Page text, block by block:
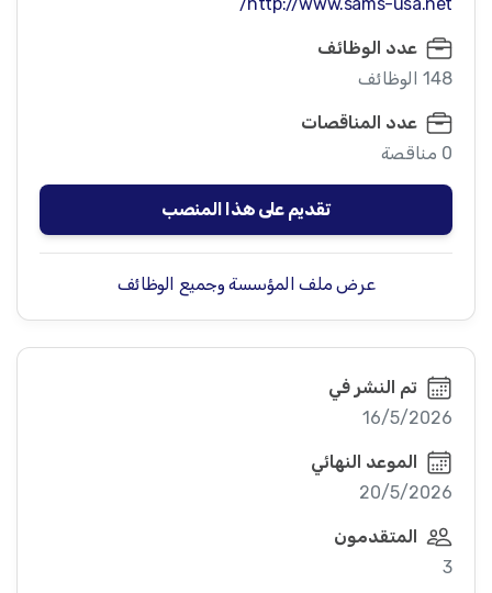
عدد الوظائف
148 الوظائف
عدد المناقصات
0 مناقصة
تقديم على هذا المنصب
عرض ملف المؤسسة وجميع الوظائف
تم النشر في
16/5/2026
الموعد النهائي
20/5/2026
المتقدمون
3